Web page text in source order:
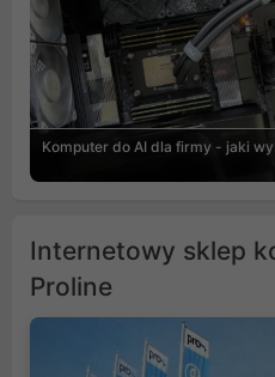
Komputer do AI dla firmy - jaki
Internetowy sklep
Proline